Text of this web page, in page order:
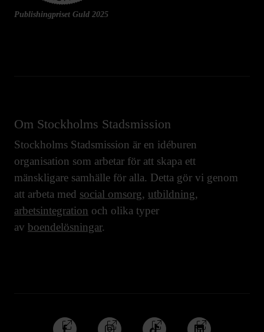
Publishingpriset Guld 2025
Om Stockholms Stadsmission
Stockholms Stadsmission är en idéburen
organisation som arbetar för att skapa ett
mänskligare samhälle för alla. Detta gör vi genom
att arbeta med social omsorg, utbildning,
arbetsintegration och olika typer
av boendelösningar.
Följ Följ Följ Följ